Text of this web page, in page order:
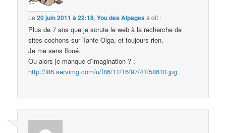
Le20 juin 2011 à 22:18,You des Alpagesa dit :
Plus de 7 ans que je scrute le web à la recherche de
sites cochons sur Tante Olga, et toujours rien.
Je me sens floué.
Ou alors je manque d’imagination ? :
http://i86.servimg.com/u/f86/11/16/97/41/58610.jpg